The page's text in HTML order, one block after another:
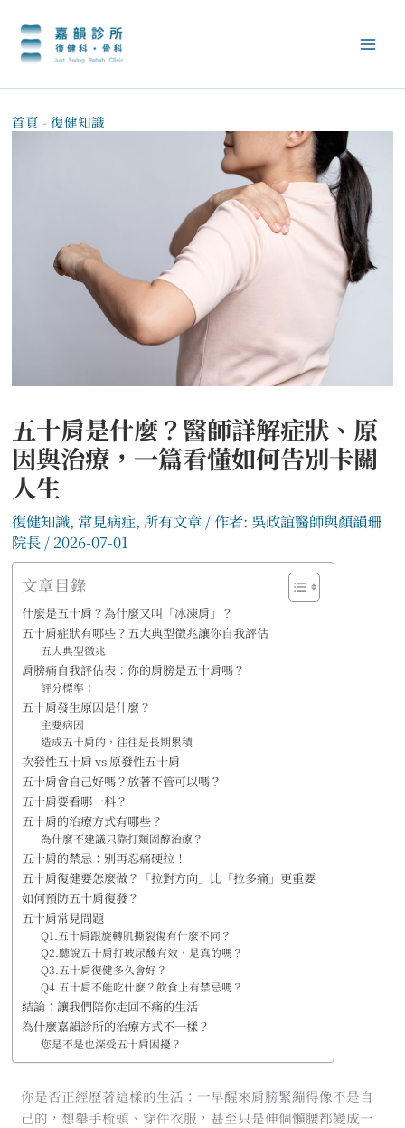
容首頁 -復健知識
五十肩是什麼？醫師詳解症狀、原
因與治療，一篇看懂如何告別卡關
人生
復健知識, 常見病症, 所有文章/ 作者: 吳政誼醫師與顏韻珊
院長 / 2026-07-01
文章目錄
什麼是五十肩？為什麼又叫「冰凍肩」？
五十肩症狀有哪些？五大典型徵兆讓你自我評估
五大典型徵兆
肩膀痛自我評估表：你的肩膀是五十肩嗎？
評分標準：
五十肩發生原因是什麼？
主要病因
造成五十肩的，往往是長期累積
次發性五十肩 vs 原發性五十肩
五十肩會自己好嗎？放著不管可以嗎？
五十肩要看哪一科？
五十肩的治療方式有哪些？
為什麼不建議只靠打類固醇治療？
五十肩的禁忌：別再忍痛硬拉！
五十肩復健要怎麼做？「拉對方向」比「拉多痛」更重要
如何預防五十肩復發？
五十肩常見問題
Q1.五十肩跟旋轉肌撕裂傷有什麼不同？
Q2.聽說五十肩打玻尿酸有效，是真的嗎？
Q3.五十肩復健多久會好？
Q4.五十肩不能吃什麼？飲食上有禁忌嗎？
結論：讓我們陪你走回不痛的生活
為什麼嘉韻診所的治療方式不一樣？
您是不是也深受五十肩困擾？
你是否正經歷著這樣的生活：一早醒來肩膀緊繃得像不是自
己的，想舉手梳頭、穿件衣服，甚至只是伸個懶腰都變成一